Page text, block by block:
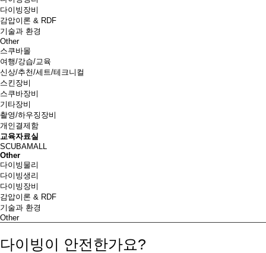
다이빙장비
감압이론 & RDF
기술과 환경
Other
스쿠바몰
여행/강습/교육
신상/추천/세트/테크니컬
스킨장비
스쿠바장비
기타장비
촬영/하우징장비
개인결제함
교육자료실
SCUBAMALL
Other
다이빙물리
다이빙생리
다이빙장비
감압이론 & RDF
기술과 환경
Other
다이빙이 안전한가요?